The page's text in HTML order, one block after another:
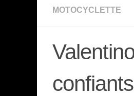
MOTOCYCLETTE